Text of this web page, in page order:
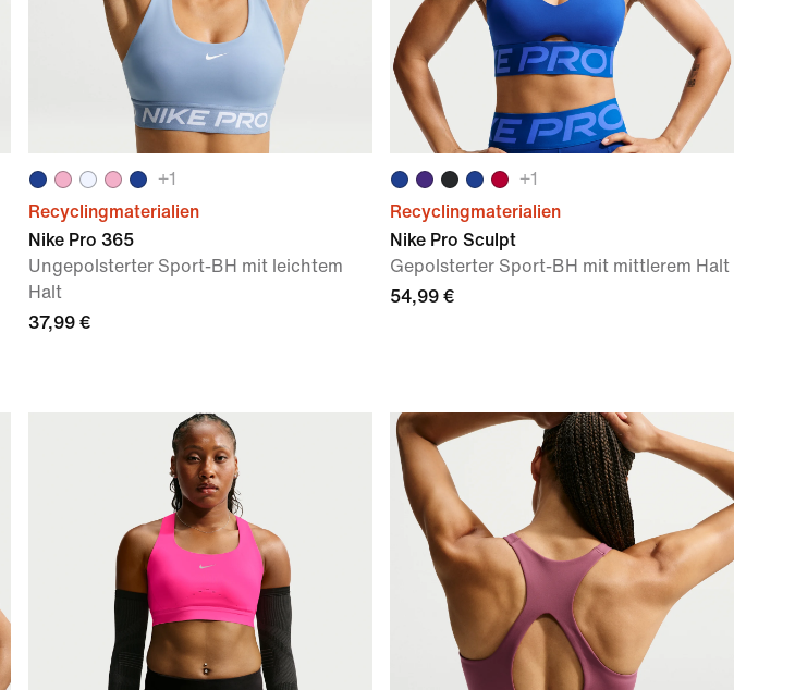
+1
Recyclingmaterialien
Nike Pro 365
Ungepolsterter Sport-BH mit leichtem
Halt
37,99 €
+1
Recyclingmaterialien
Nike Pro Sculpt
Gepolsterter Sport-BH mit mittlerem Halt
54,99 €